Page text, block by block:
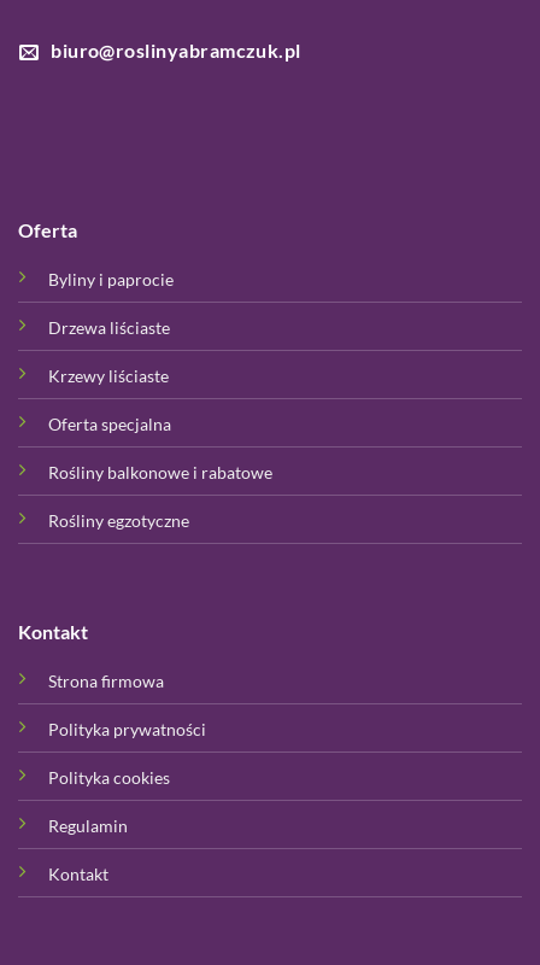
biuro@roslinyabramczuk.pl
Oferta
Byliny i paprocie
Drzewa liściaste
Krzewy liściaste
Oferta specjalna
Rośliny balkonowe i rabatowe
Rośliny egzotyczne
Kontakt
Strona firmowa
Polityka prywatności
Polityka cookies
Regulamin
Kontakt